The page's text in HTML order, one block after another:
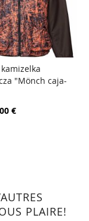
"Mönch caja-
€
PLAIRE!